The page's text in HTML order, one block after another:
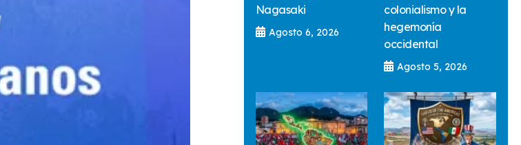
Nagasaki
Agosto 6, 2026
colonialismo y la
hegemonía
occidental
Agosto 5, 2026